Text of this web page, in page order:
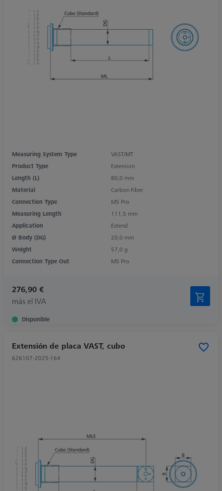
Measuring System Type
VAST/MT
Product Type
Extension
Length (L)
80,0 mm
Material
Carbon Fiber
Connection Type
M5 Pro
Measuring Length
111,5 mm
Application
Extend
Ø Body (DG)
20,0 mm
Weight
57,0 g
Connection Type Out
M5 Pro
276,90 €
más el IVA
Disponible
Extensión de placa VAST, cubo
626107-2025-164